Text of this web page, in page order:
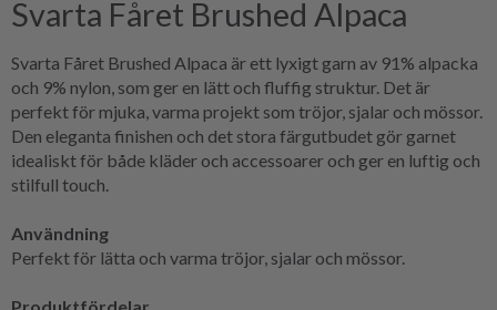
Svarta Fåret Brushed Alpaca
Svarta Fåret Brushed Alpaca är ett lyxigt garn av 91% alpacka
och 9% nylon, som ger en lätt och fluffig struktur. Det är
perfekt för mjuka, varma projekt som tröjor, sjalar och mössor.
Den eleganta finishen och det stora färgutbudet gör garnet
idealiskt för både kläder och accessoarer och ger en luftig och
stilfull touch.
Användning
Perfekt för lätta och varma tröjor, sjalar och mössor.